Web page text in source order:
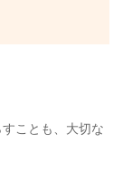
ことも、大切な